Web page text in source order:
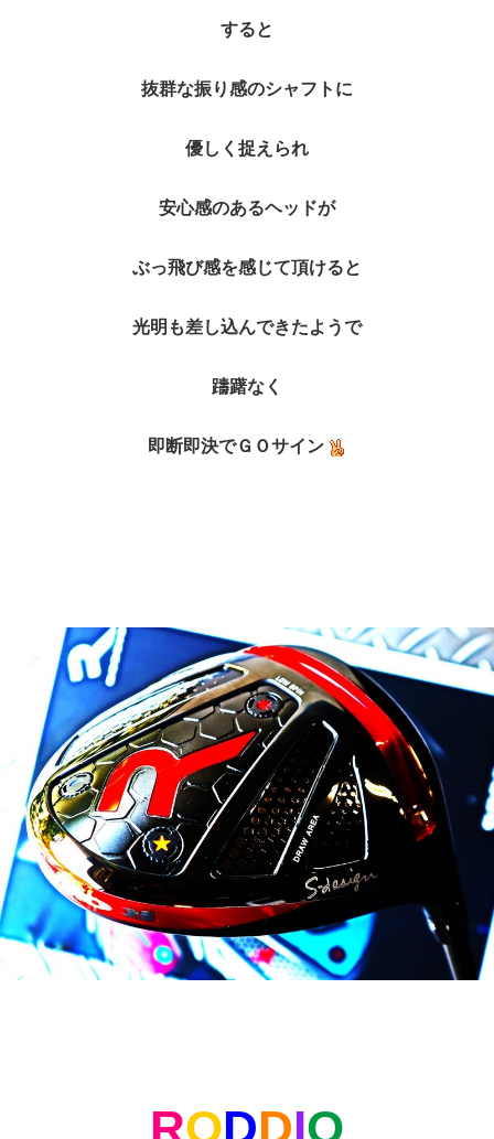
すると
抜群な振り感のシャフトに
優しく捉えられ
安心感のあるヘッドが
ぶっ飛び感を感じて頂けると
光明も差し込んできたようで
躊躇なく
即断即決でＧＯサイン
RODDIO